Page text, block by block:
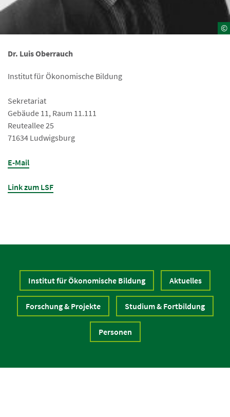
©
Dr. Luis Oberrauch
Institut für Ökonomische Bildung
Sekretariat
Gebäude 11, Raum 11.111
Reuteallee 25
71634 Ludwigsburg
E-Mail
Link zum LSF
Institut für Ökonomische Bildung Aktuelles
Forschung & Projekte Studium & Fortbildung
Personen